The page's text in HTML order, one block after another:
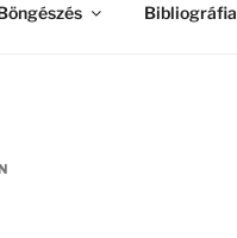
Bibliográfia